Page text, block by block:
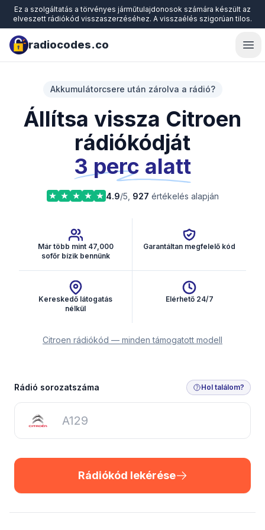
Ez a szolgáltatás a törvényes járműtulajdonosok számára készült az
elveszett rádiókód visszaszerzéséhez. A visszaélés szigorúan tilos.
radiocodes.co
Akkumulátorcsere után zárolva a rádió?
Állítsa vissza Citroen
rádiókódját
3 perc alatt
4.9/5, 927 értékelés alapján
Már több mint 47,000
sofőr bízik bennünk
Garantáltan megfelelő kód
Kereskedő látogatás
nélkül
Elérhető 24/7
Citroen rádiókód — minden támogatott modell
Rádiókód lekérése
Rádió sorozatszáma Hol találom?
Rádiókód lekérése